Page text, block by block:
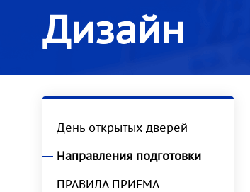
Дизайн
День открытых дверей
Направления подготовки
ПРАВИЛА ПРИЕМА